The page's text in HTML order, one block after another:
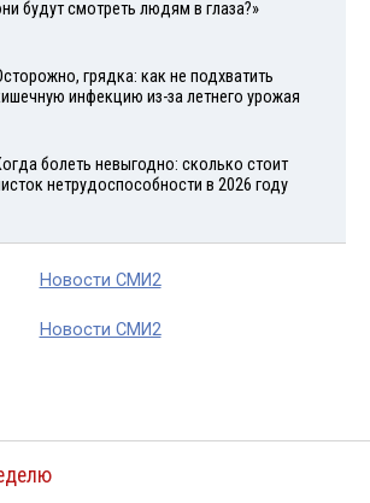
будут смотреть людям в глаза?»
грядка: как не подхватить
инфекцию из-за летнего урожая
болеть невыгодно: сколько стоит
нетрудоспособности в 2026 году
Новости СМИ2
Новости СМИ2